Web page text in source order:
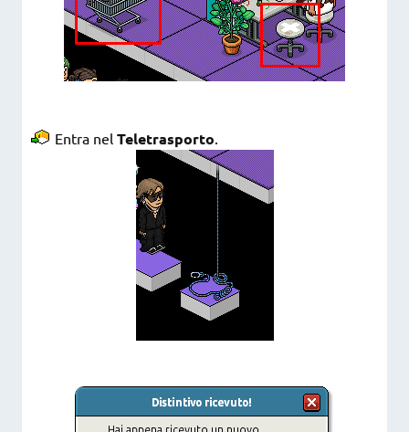
Entra nel Teletrasporto.